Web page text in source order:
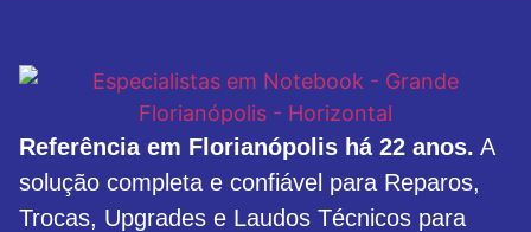
Referência em Florianópolis há 22 anos. A
solução completa e confiável para Reparos,
Trocas, Upgrades e Laudos Técnicos para